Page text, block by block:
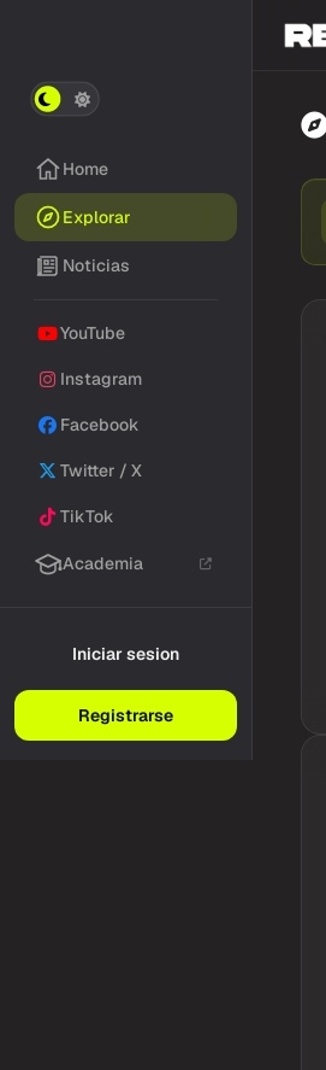
Home
Explorar
Noticias
YouTube
Instagram
Facebook
Twitter / X
TikTok
Academia
Iniciar sesion
Registrarse